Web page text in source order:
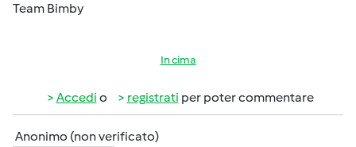
Team Bimby
In cima
Accedi o registrati per poter commentare
Anonimo (non verificato)